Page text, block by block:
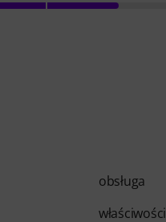
obsługa
właściwości